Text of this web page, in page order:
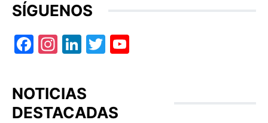
SÍGUENOS
Facebook
Instagram
LinkedIn
Twitter
NOTICIAS
DESTACADAS